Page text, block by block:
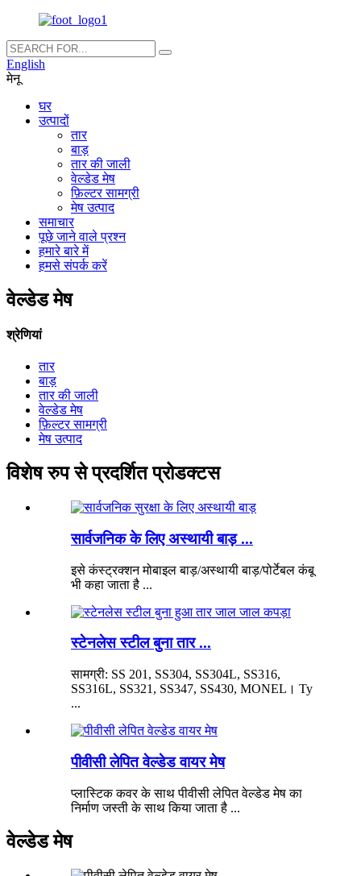
English
मेनू
घर
उत्पादों
तार
बाड़
तार की जाली
वेल्डेड मेष
फ़िल्टर सामग्री
मेष उत्पाद
समाचार
पूछे जाने वाले प्रश्न
हमारे बारे में
हमसे संपर्क करें
वेल्डेड मेष
श्रेणियां
तार
बाड़
तार की जाली
वेल्डेड मेष
फ़िल्टर सामग्री
मेष उत्पाद
विशेष रुप से प्रदर्शित प्रोडक्टस
सार्वजनिक के लिए अस्थायी बाड़ ...
इसे कंस्ट्रक्शन मोबाइल बाड़/अस्थायी बाड़/पोर्टेबल कंबू
भी कहा जाता है ...
स्टेनलेस स्टील बुना तार ...
सामग्री: SS 201, SS304, SS304L, SS316,
SS316L, SS321, SS347, SS430, MONEL। Ty
...
पीवीसी लेपित वेल्डेड वायर मेष
प्लास्टिक कवर के साथ पीवीसी लेपित वेल्डेड मेष का
निर्माण जस्ती के साथ किया जाता है ...
वेल्डेड मेष